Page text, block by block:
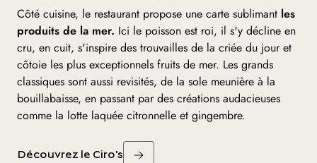
Côté cuisine, le restaurant propose une carte sublimant les
produits de la mer. Ici le poisson est roi, il s'y décline en
cru, en cuit, s'inspire des trouvailles de la criée du jour et
côtoie les plus exceptionnels fruits de mer. Les grands
classiques sont aussi revisités, de la sole meunière à la
bouillabaisse, en passant par des créations audacieuses
comme la lotte laquée citronnelle et gingembre.
Découvrez le Ciro's